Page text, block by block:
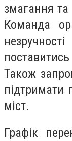
змагання та
Команда
Також
підтримати
міст.
Графік